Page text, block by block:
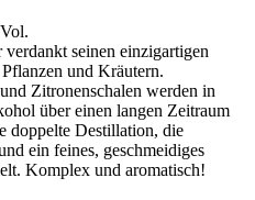
seinen einzigartigen
und Kräutern.
Zitronenschalen werden in
über einen langen Zeitraum
doppelte Destillation, die
ein feines, geschmeidiges
Komplex und aromatisch!